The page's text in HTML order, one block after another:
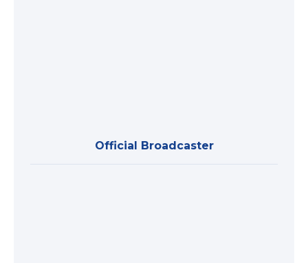
Official Broadcaster